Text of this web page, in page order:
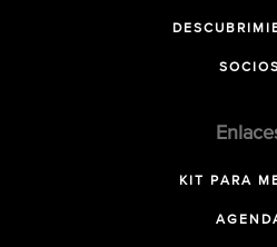
SOCIOS
KIT PARA